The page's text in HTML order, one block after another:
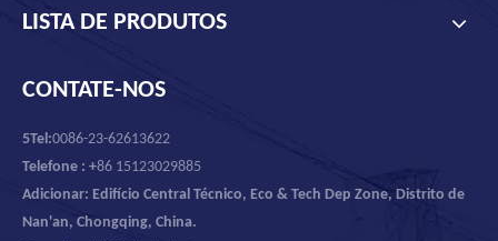
LISTA DE PRODUTOS
CONTATE-NOS
5Tel:0086-23-62613622
Telefone : +86 15123029885
Adicionar: Edifício Central Técnico, Eco & Tech Dep Zone, Distrito de
Nan'an, Chongqing, China.